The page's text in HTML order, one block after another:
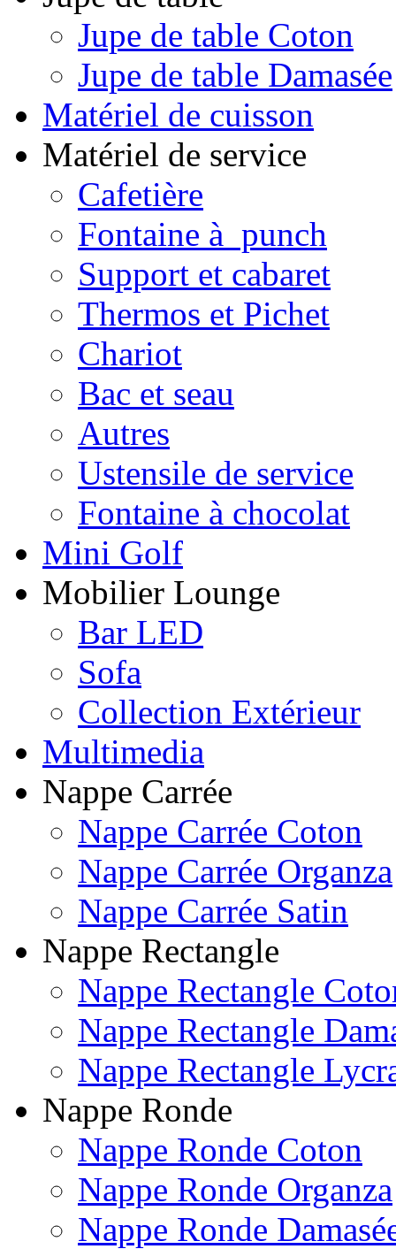
Jupe de table Coton
Jupe de table Damasée
Matériel de cuisson
Matériel de service
Cafetière
Fontaine à punch
Support et cabaret
Thermos et Pichet
Chariot
Bac et seau
Autres
Ustensile de service
Fontaine à chocolat
Mini Golf
Mobilier Lounge
Bar LED
Sofa
Collection Extérieur
Multimedia
Nappe Carrée
Nappe Carrée Coton
Nappe Carrée Organza
Nappe Carrée Satin
Nappe Rectangle
Nappe Rectangle
Nappe Rectangle
Nappe Rectangle
Nappe Ronde
Nappe Ronde Coton
Nappe Ronde Organza
Nappe Ronde